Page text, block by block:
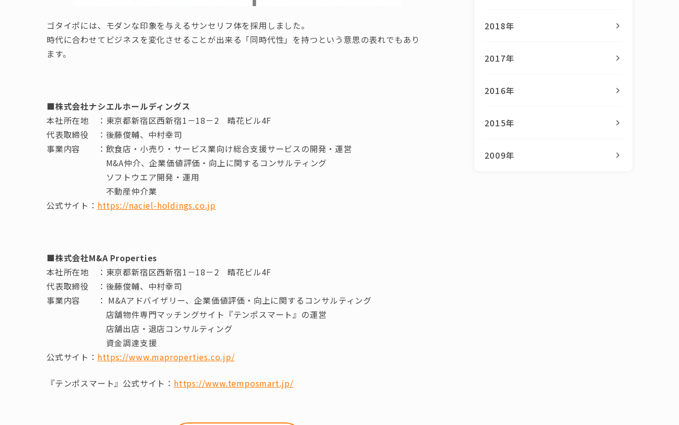
ゴタイポには、モダンな印象を与えるサンセリフ体を採用しました。
時代に合わせてビジネスを変化させることが出来る「同時代性」を持つという意思の表れでもあり
ます。
■株式会社ナシエルホールディングス
本社所在地 ：東京都新宿区西新宿1－18－2 晴花ビル4F
代表取締役​ ：後藤俊輔、中村幸司
事業内容​ ：飲食店・小売り・サービス業向け総合支援サービスの開発・運営
M&A仲介、企業価値評価・向上に関するコンサルティング
ソフトウエア開発・運用
不動産仲介業
公式サイト： https://naciel-holdings.co.jp
■株式会社M&A Properties
本社所在地 ：東京都新宿区西新宿1－18－2 晴花ビル4F
代表取締役​ ：後藤俊輔、中村幸司
事業内容​ ： M&Aアドバイザリー、企業価値評価・向上に関するコンサルティング
店舗物件専門マッチングサイト『テンポスマート』の運営
店舗出店・退店コンサルティング
資金調達支援
公式サイト： https://www.maproperties.co.jp/
『テンポスマート』公式サイト： https://www.temposmart.jp/
2018年
2017年
2016年
2015年
2009年